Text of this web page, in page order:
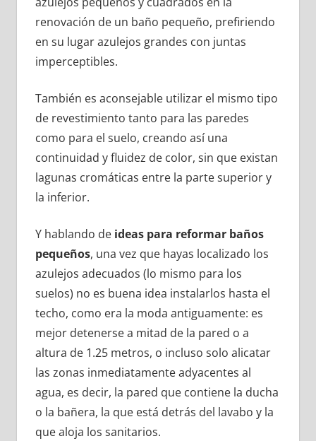
renovación de un baño pequeño, prefiriendo
en su lugar azulejos grandes con juntas
imperceptibles.
También es aconsejable utilizar el mismo tipo
de revestimiento tanto para las paredes
como para el suelo, creando así una
continuidad y fluidez de color, sin que existan
lagunas cromáticas entre la parte superior y
la inferior.
Y hablando de ideas para reformar baños
pequeños, una vez que hayas localizado los
azulejos adecuados (lo mismo para los
suelos) no es buena idea instalarlos hasta el
techo, como era la moda antiguamente: es
mejor detenerse a mitad de la pared o a
altura de 1.25 metros, o incluso solo alicatar
las zonas inmediatamente adyacentes al
agua, es decir, la pared que contiene la ducha
o la bañera, la que está detrás del lavabo y la
que aloja los sanitarios.